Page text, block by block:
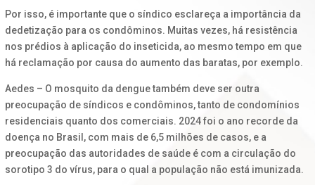
Por isso, é importante que o síndico esclareça a importância da
dedetização para os condôminos. Muitas vezes, há resistência
nos prédios à aplicação do inseticida, ao mesmo tempo em que
há reclamação por causa do aumento das baratas, por exemplo.
Aedes – O mosquito da dengue também deve ser outra
preocupação de síndicos e condôminos, tanto de condomínios
residenciais quanto dos comerciais. 2024 foi o ano recorde da
doença no Brasil, com mais de 6,5 milhões de casos, e a
preocupação das autoridades de saúde é com a circulação do
sorotipo 3 do vírus, para o qual a população não está imunizada.